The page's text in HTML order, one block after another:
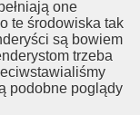
one
te środowiska tak
są bowiem
trzeba
podobne poglądy